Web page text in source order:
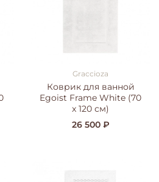
Graccioza
Коврик для ванной
Egoist Frame White (70
x 120 см)
26 500 ₽